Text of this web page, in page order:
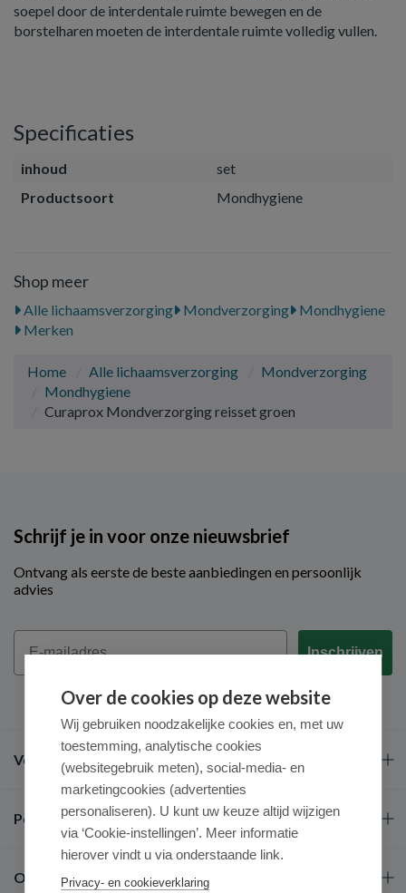
soepel door de interdentale ruimte bewegen en de
borstelharen moeten de interdentale ruimte volledig vullen.
Specificaties
inhoud
set
Productsoort
Mondhygiene
Shop meer
Alle lichaamsverzorging Mondverzorging
Mondhygiene
Merken
Home Alle lichaamsverzorging
Mondverzorging
Mondhygiene
Curaprox Mondverzorging reisset groen
Schrijf je in voor onze nieuwsbrief
Ontvang als eerste de beste aanbiedingen en persoonlijk
advies
Email
Inschrijven
Veel gestelde vragen
Populaire merken
Over ons
Over de cookies op deze website
Wij gebruiken noodzakelijke cookies en, met uw
toestemming, analytische cookies
(websitegebruik meten), social-media- en
marketingcookies (advertenties
personaliseren). U kunt uw keuze altijd wijzigen
via ‘Cookie-instellingen’. Meer informatie
hierover vindt u via onderstaande link.
Privacy- en cookieverklaring